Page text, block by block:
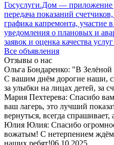
Госуслуги.Дом —
передача показаний
графика капремонта, участие
уведомления о плановых и
заявок и оценка качества
Все объявления
Отзывы о нас
Ольга Бондаренко: "В
С вашим днём дорогие наши,
за улыбки на лицах детей, за
Мария Пехтерева: Спасибо
ваш лагерь, это лучший
вернуться, всегда спрашивает,
Юлия Юлия: Спасибо
вожатым! С нетерпением
наших ребят!06.10.2025